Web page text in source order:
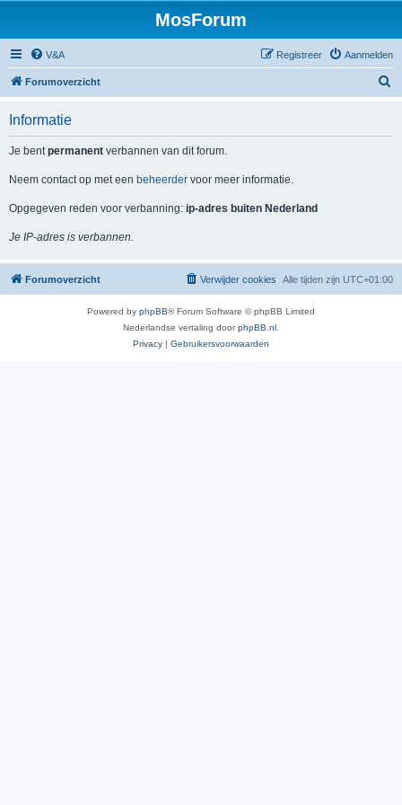
MosForum
V&A Aanmelden
Registreer
Forumoverzicht
Informatie
Je bentpermanent verbannen van dit forum.
Neem contact op met een beheerder voor meer informatie.
Opgegeven reden voor verbanning: ip-adres buiten Nederland
Je IP-adres is verbannen.
Forumoverzicht Alle tijden zijn UTC+01:00
Verwijder cookies
Powered by phpBB® Forum Software © phpBB Limited
Nederlandse vertaling doorphpBB.nl
Privacy | Gebruikersvoorwaarden